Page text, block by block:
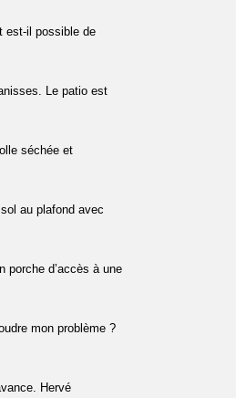
est-il possible de
Le patio est
séchée et
au plafond avec
porche d’accès à une
mon problème ?
Hervé